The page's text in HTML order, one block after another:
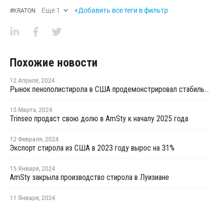
#KRATON Еще 1 +Добавить все теги в фильтр
Похожие новости
12 Апреля, 2024
Рынок пенополистирола в США продемонстрировал стабильность и устойчивость в марте
15 Марта, 2024
Trinseo продаст свою долю в AmSty к началу 2025 года
12 Февраля, 2024
Экспорт стирола из США в 2023 году вырос на 31%
15 Января, 2024
AmSty закрыла производство стирола в Луизиане
11 Января, 2024